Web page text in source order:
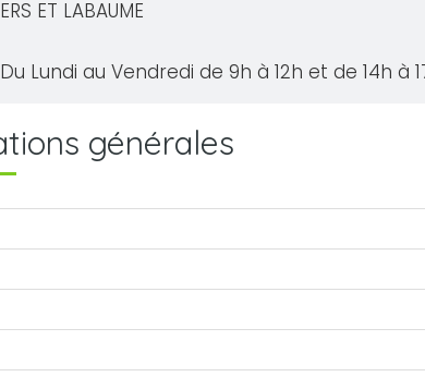
ET LABAUME
Lundi au Vendredi de 9h à 12h et de 14h à
générales